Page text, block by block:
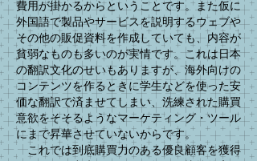
費用が掛かるからということです。また仮に
外国語で製品やサービスを説明するウェブや
その他の販促資料を作成していても、内容が
貧弱なものも多いのが実情です。これは日本
の翻訳文化のせいもありますが、海外向けの
コンテンツを作るときに学生などを使った安
価な翻訳で済ませてしまい、洗練された購買
意欲をそそるようなマーケティング・ツール
にまで昇華させていないからです。
​ これでは到底購買力のある優良顧客を獲得